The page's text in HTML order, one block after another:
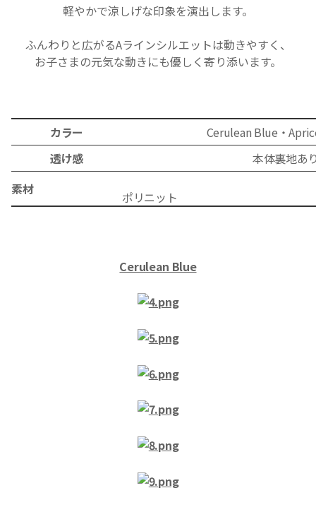
軽やかで涼しげな印象を演出します。
ふんわりと広がるAラインシルエットは動きやすく、
お子さまの元気な動きにも優しく寄り添います。
カラー
Cerulean Blue・
透け感
本体裏地あ
素材 ポリニ
Cerulean Blue